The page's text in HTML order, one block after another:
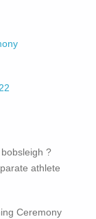
bobsleigh ?
athlete
Ceremony